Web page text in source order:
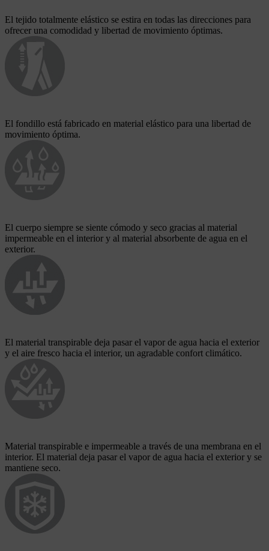
El tejido totalmente elástico se estira en todas las direcciones para
ofrecer una comodidad y libertad de movimiento óptimas.
El fondillo está fabricado en material elástico para una libertad de
movimiento óptima.
El cuerpo siempre se siente cómodo y seco gracias al material
impermeable en el interior y al material absorbente de agua en el
exterior.
El material transpirable deja pasar el vapor de agua hacia el exterior
y el aire fresco hacia el interior, un agradable confort climático.
Material transpirable e impermeable a través de una membrana en el
interior. El material deja pasar el vapor de agua hacia el exterior y se
mantiene seco.